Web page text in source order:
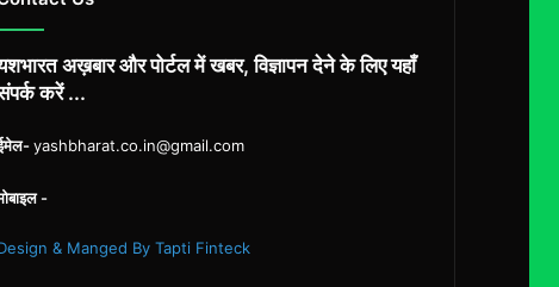
अख़बार और पोर्टल में खबर, विज्ञापन देने के लिए यहाँ
करें ...
yashbharat.co.in@gmail.com
-
& Manged By Tapti Finteck